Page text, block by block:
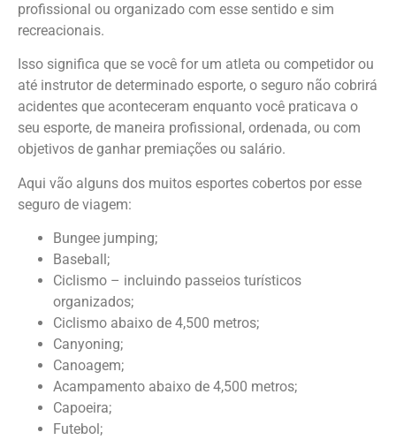
profissional ou organizado com esse sentido e sim
recreacionais.
Isso significa que se você for um atleta ou competidor ou
até instrutor de determinado esporte, o seguro não cobrirá
acidentes que aconteceram enquanto você praticava o
seu esporte, de maneira profissional, ordenada, ou com
objetivos de ganhar premiações ou salário.
Aqui vão alguns dos muitos esportes cobertos por esse
seguro de viagem:
Bungee jumping;
Baseball;
Ciclismo – incluindo passeios turísticos
organizados;
Ciclismo abaixo de 4,500 metros;
Canyoning;
Canoagem;
Acampamento abaixo de 4,500 metros;
Capoeira;
Futebol;